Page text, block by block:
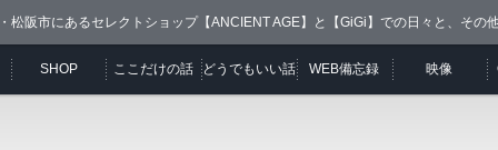
松阪市にあるセレクトショップ【ANCIENT AGE】と【GiGi】での日々と、その
SHOP ここだけの話 どうでもいい話 WEB備忘録 映像